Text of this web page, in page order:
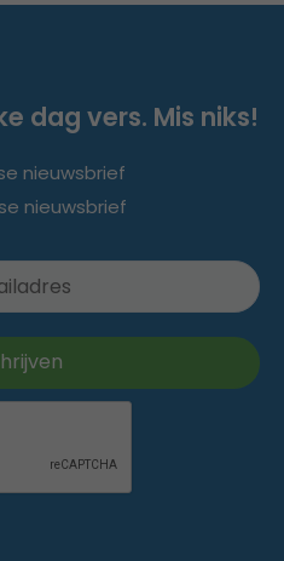
dag vers. Mis niks!
nieuwsbrief
nieuwsbrief